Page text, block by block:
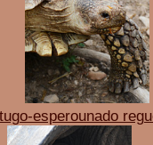
esperounado